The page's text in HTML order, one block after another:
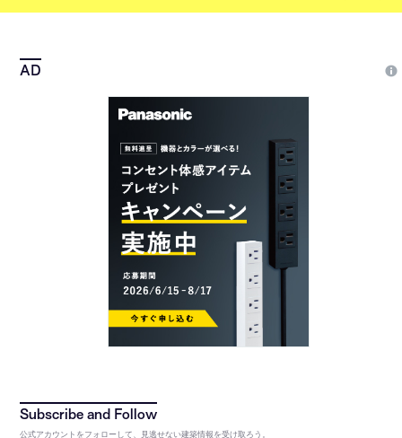
公式アカウントをフォローして、見逃せない建築情報を受け取ろう。